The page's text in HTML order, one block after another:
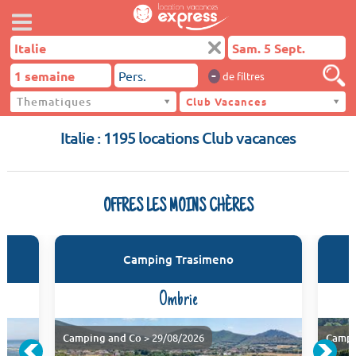
- de filtres
Thematiques Club Vacances
Italie
Italie : 1195 locations Club vacances
OFFRES LES MOINS CHÈRES
Camping Trasimeno
Ombrie
Camping and Co> 29/08/2026